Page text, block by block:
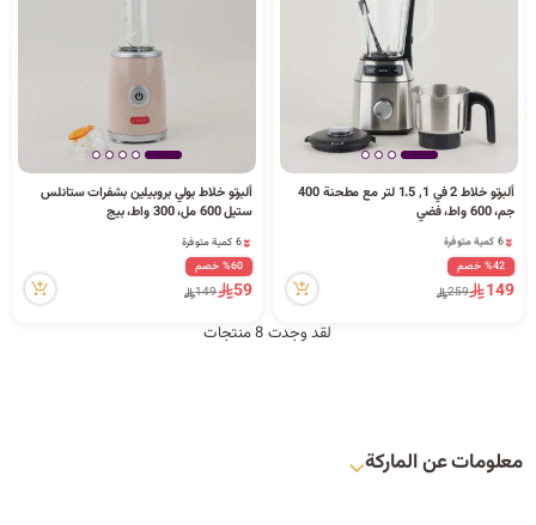
ألبرتو خلاط 2 في 1, 1.5 لتر مع مطحنة 400
جم، 600 واط، فضي
6 كمية متوفرة
9 مشاهدة مؤخراً
6 كمية متوفرة
9 مشاهدة مؤخراً%42 خصم
149
259
ألبرتو خلاط بولي بروبيلين بشفرات ستانلس
ستيل 600 مل، 300 واط، بيج
6 كمية متوفرة
6 كمية متوفرة
5 مشاهدة مؤخراً%60 خصم
59
149
لقد وجدت 8 منتجات
معلومات عن الماركة